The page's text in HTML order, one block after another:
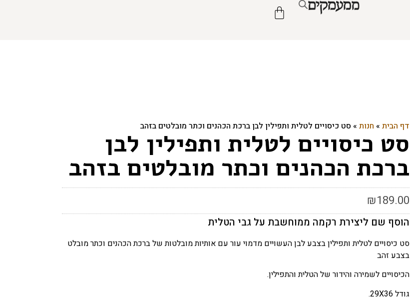
דף הבית » חנות » סט כיסויים לטלית ותפילין לבן ברכת הכהנים וכתר מובלטים בזהב
סט כיסויים לטלית ותפילין לבן
ברכת הכהנים וכתר מובלטים בזהב
₪189.00
הוסף שם ליצירת רקמה ממוחשבת על גבי הטלית
סט כיסויים לטלית ותפילין בצבע לבן העשויים מדמוי עור עם אותיות מובלטות של ברכת הכהנים וכתר מובלט
בצבע זהב
הכיסויים לשמירה והידור של הטלית והתפילין.
גודל 29X36.